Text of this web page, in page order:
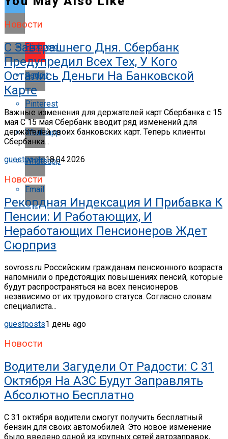
Flipboard
Reddit
Pinterest
Whatsapp
Whatsapp
Email
Новости
С Завтрашнего Дня. Сбербанк
Предупредил Всех Тех, У Кого
Остались Деньги На Банковской
Карте
Важные изменения для держателей карт Сбербанка с 15
мая С 15 мая Сбербанк вводит ряд изменений для
держателей своих банковских карт. Теперь клиенты
Сбербанка...
guestposts18.04.2026
Новости
Рекордная Индексация И Прибавка К
Пенсии: И Работающих, И
Неработающих Пенсионеров Ждет
Сюрприз
sovross.ru Российским гражданам пенсионного возраста
напомнили о предстоящих повышениях пенсий, которые
будут распространяться на всех пенсионеров
независимо от их трудового статуса. Согласно словам
специалиста...
guestposts1 день ago
Новости
Водители Загудели От Радости: С 31
Октября На АЗС Будут Заправлять
Абсолютно Бесплатно
С 31 октября водители смогут получить бесплатный
бензин для своих автомобилей. Это новое изменение
было введено одной из крупных сетей автозаправок,